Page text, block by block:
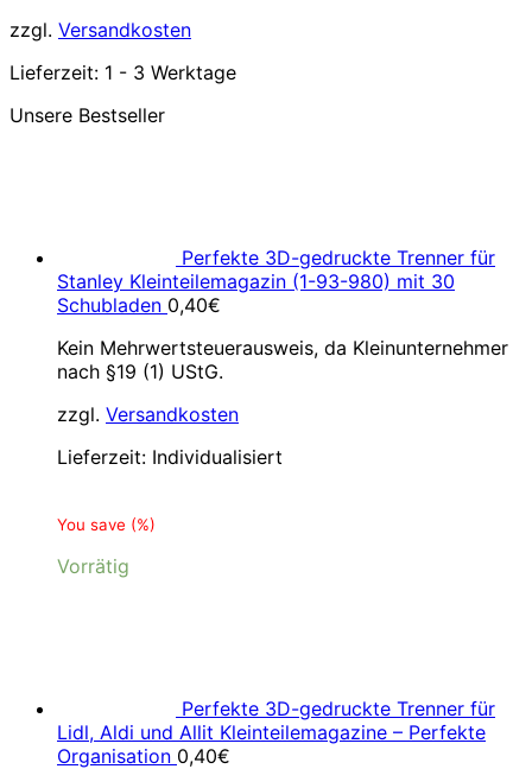
zzgl. Versandkosten
Lieferzeit: 1 - 3 Werktage
Unsere Bestseller
Perfekte 3D-gedruckte Trenner für
Stanley Kleinteilemagazin (1-93-980) mit 30
Schubladen 0,40€
Kein Mehrwertsteuerausweis, da Kleinunternehmer
nach §19 (1) UStG.
zzgl. Versandkosten
Lieferzeit: Individualisiert
You save (%)
Vorrätig
Perfekte 3D-gedruckte Trenner für
Lidl, Aldi und Allit Kleinteilemagazine – Perfekte
Organisation 0,40€